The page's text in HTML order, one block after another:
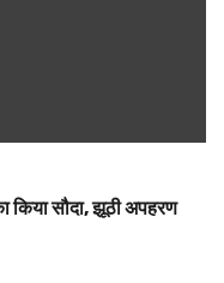
किया सौदा, झूठी अपहरण